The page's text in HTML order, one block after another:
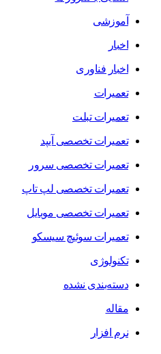
آموزشی
اخبار
اخبار فناوری
تعمیرات
تعمیرات تبلت
تعمیرات تخصصی آیپد
تعمیرات تخصصی سرور
تعمیرات تخصصی لپ تاپ
تعمیرات تخصصی موبایل
تعمیرات سوئیچ سیسکو
تکنولوژی
دسته‌بندی نشده
مقاله
نرم افزار